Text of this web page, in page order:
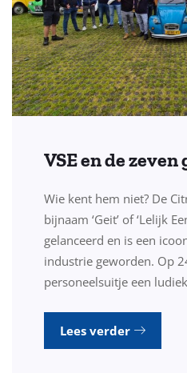
VSE en de
Wie kent hem niet? De
bijnaam ‘Geit’ of ‘Lelijk
gelanceerd en is een
industrie geworden. Op
personeelsuitje een
Lees verder